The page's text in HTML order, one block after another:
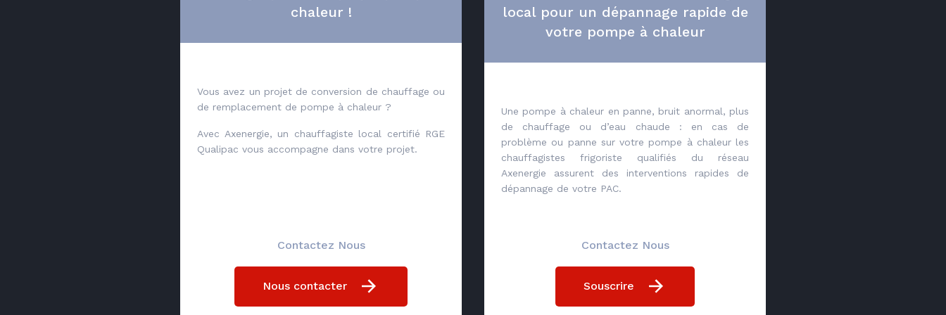
chaleur !
Vous avez un projet de conversion de chauffage ou
de remplacement de pompe à chaleur ?
Avec Axenergie, un chauffagiste local certifié RGE
Qualipac vous accompagne dans votre projet.
Contactez Nous
Nous contacter
local pour un dépannage rapide de
votre pompe à chaleur
Une pompe à chaleur en panne, bruit anormal, plus
de chauffage ou d’eau chaude : en cas de
problème ou panne sur votre pompe à chaleur les
chauffagistes frigoriste qualifiés du réseau
Axenergie assurent des interventions rapides de
dépannage de votre PAC.
Contactez Nous
Souscrire